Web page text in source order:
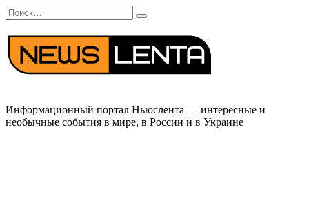
Перейти
к
содержанию
Search
for:
Информационный портал Ньюслента — интересные и
необычные события в мире, в России и в Украине